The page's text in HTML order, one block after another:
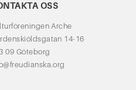
OSS
Arche
14-16
09 Göteborg